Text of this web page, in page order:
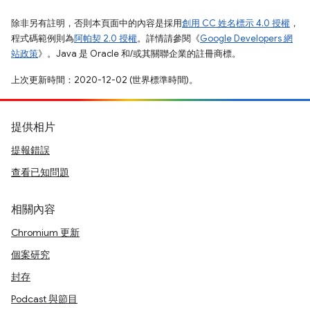
除非另有註明，否則本頁面中的內容是採用創用 CC 姓名標示 4.0 授權 ，
程式碼範例則為阿帕契 2.0 授權。詳情請參閱《Google Developers 網
站政策》。Java 是 Oracle 和/或其關聯企業的註冊商標。
上次更新時間：2020-12-02 (世界標準時間)。
提供相片
提報錯誤
查看已知問題
相關內容
Chromium 更新
個案研究
封存
Podcast 與節目